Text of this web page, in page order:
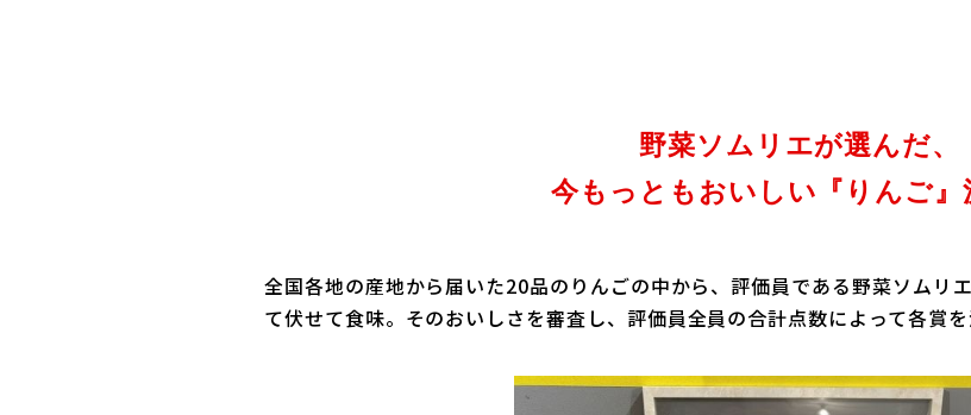
野菜ソムリエが選んだ、
今もっともおいしい『りんご』
全国各地の産地から届いた20品のりんごの中から、評価員である野菜ソムリ
て伏せて食味。そのおいしさを審査し、評価員全員の合計点数によって各賞を